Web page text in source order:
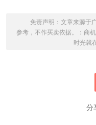
免责声明：文章来源于
参考，不作买卖依据。： 商
时光就
分